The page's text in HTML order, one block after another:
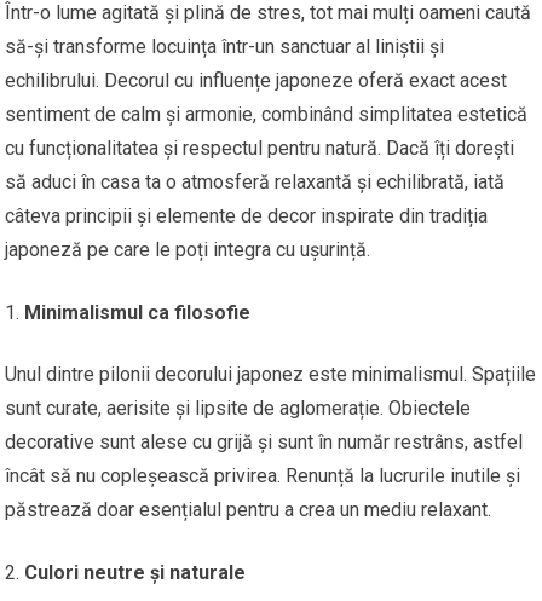
Într-o lume agitată și plină de stres, tot mai mulți oameni caută
să-și transforme locuința într-un sanctuar al liniștii și
echilibrului. Decorul cu influențe japoneze oferă exact acest
sentiment de calm și armonie, combinând simplitatea estetică
cu funcționalitatea și respectul pentru natură. Dacă îți dorești
să aduci în casa ta o atmosferă relaxantă și echilibrată, iată
câteva principii și elemente de decor inspirate din tradiția
japoneză pe care le poți integra cu ușurință.
Minimalismul ca filosofie
Unul dintre pilonii decorului japonez este minimalismul. Spațiile
sunt curate, aerisite și lipsite de aglomerație. Obiectele
decorative sunt alese cu grijă și sunt în număr restrâns, astfel
încât să nu copleșească privirea. Renunță la lucrurile inutile și
păstrează doar esențialul pentru a crea un mediu relaxant.
Culori neutre și naturale